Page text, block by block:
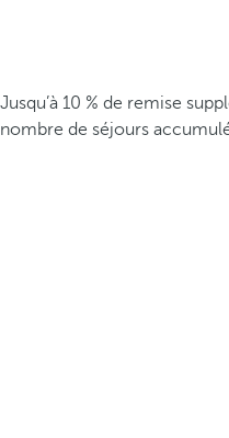
Jusqu’à 10 % de remise
nombre de séjours